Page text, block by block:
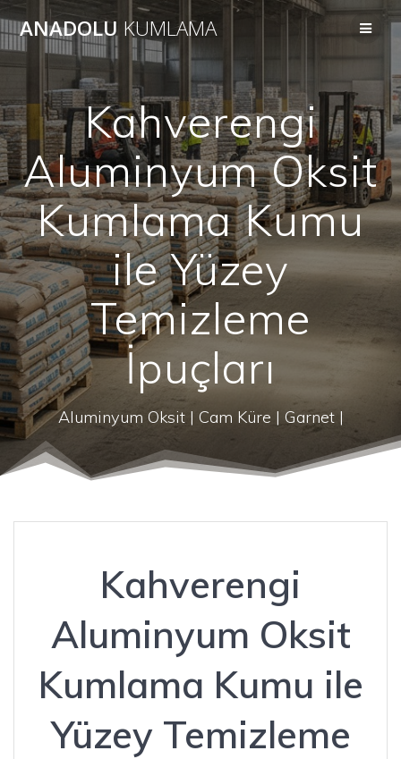
to
ANADOLU KUMLAMA
Kahverengi
Aluminyum Oksit
Kumlama Kumu
ile Yüzey
Temizleme
İpuçları
Aluminyum Oksit | Cam Küre | Garnet |
Kahverengi
Aluminyum Oksit
Kumlama Kumu ile
Yüzey Temizleme